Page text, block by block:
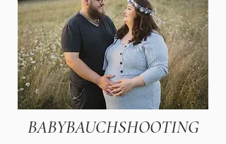
BABYBAUCHSHOOTING